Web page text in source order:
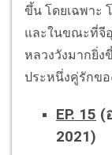
ขึ้น โดยเฉพาะ
และในขณะที่จี
หลวงวังมากยิ่ง
ประหนึ่งคู่รักขอ
EP. 15 (
2021)